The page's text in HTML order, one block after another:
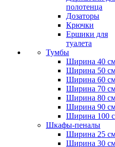
полотенца
Дозаторы
Крючки
Ершики для
туалета
Тумбы
Ширина 40
Ширина 50
Ширина 60
Ширина 70
Ширина 80
Ширина 90
Ширина 100
Шкафы-пеналы
Ширина 25
Ширина 30